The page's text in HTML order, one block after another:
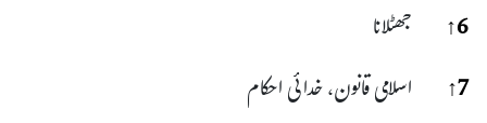
6
↑
جھٹلانا
7
↑
اسلامی قانون، خدائی احکام